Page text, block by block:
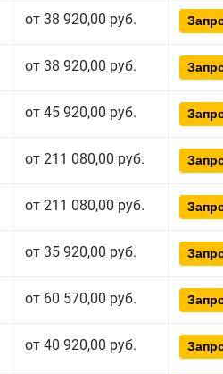
от 38 920,00 руб.
от 38 920,00 руб.
от 45 920,00 руб.
от 211 080,00 руб.
от 211 080,00 руб.
от 35 920,00 руб.
от 60 570,00 руб.
от 40 920,00 руб.